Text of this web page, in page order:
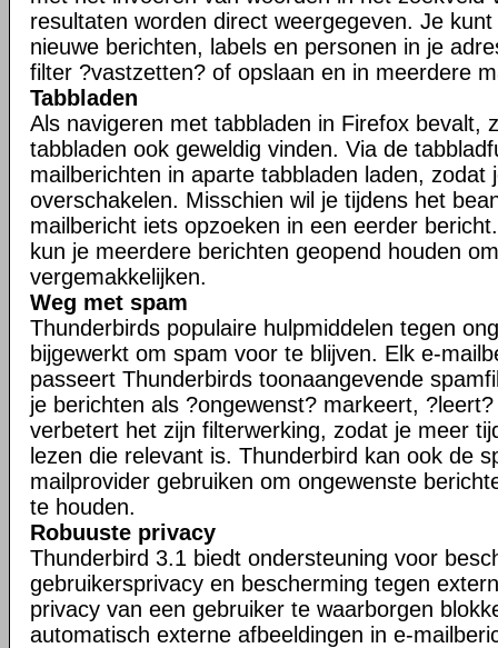
resultaten worden direct weergegeven. Je
nieuwe berichten, labels en personen in je
filter ?vastzetten? of opslaan en in meerdere
Tabbladen
Als navigeren met tabbladen in Firefox bevalt,
tabbladen ook geweldig vinden. Via de
mailberichten in aparte tabbladen laden, zodat
overschakelen. Misschien wil je tijdens het
mailbericht iets opzoeken in een eerder
kun je meerdere berichten geopend houden
vergemakkelijken.
Weg met spam
Thunderbirds populaire hulpmiddelen tegen
bijgewerkt om spam voor te blijven. Elk e-
passeert Thunderbirds toonaangevende
je berichten als ?ongewenst? markeert,
verbetert het zijn filterwerking, zodat je meer
lezen die relevant is. Thunderbird kan ook de
mailprovider gebruiken om ongewenste
te houden.
Robuuste privacy
Thunderbird 3.1 biedt ondersteuning voor
gebruikersprivacy en bescherming tegen
privacy van een gebruiker te waarborgen
automatisch externe afbeeldingen in e-